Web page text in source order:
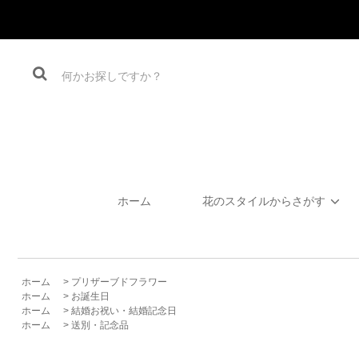
ホーム 花のスタイルからさがす
ホーム > プリザーブドフラワー
ホーム
> お誕生日
ホーム
> 結婚お祝い・結婚記念日
ホーム
> 送別・記念品